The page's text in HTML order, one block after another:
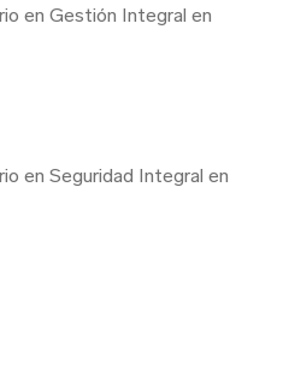
en Gestión Integral en
en Seguridad Integral en